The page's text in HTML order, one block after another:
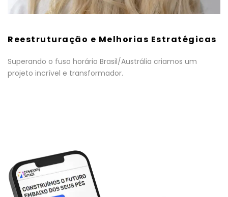
Reestruturação e Melhorias Estratégicas
Superando o fuso horário Brasil/Austrália criamos um
projeto incrível e transformador.